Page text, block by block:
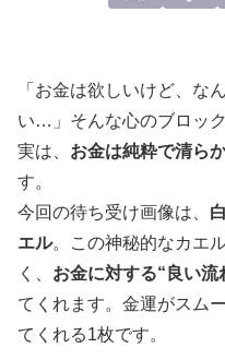
「お金は欲しいけど、な
い…」そんな心のブロッ
実は、 お金は純粋で清ら
す。
今回の待ち受け画像は、
エル。この神秘的なカエ
く、 お金に対する“良い
てくれます。金運がスム
てくれる1枚です。